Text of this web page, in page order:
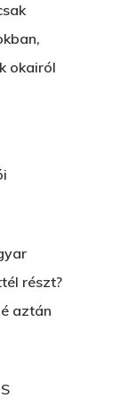
okairól
részt?
aztán